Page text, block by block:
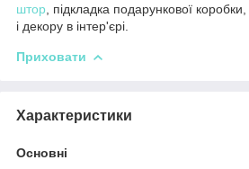
штор , підкладка подарункової
і декору в інтер'єрі.
Приховати
Характеристики
Основні